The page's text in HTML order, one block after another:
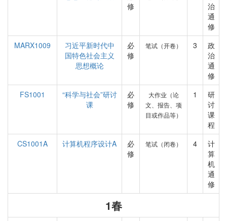
修
治
通
修
MARX1009
习近平新时代中
国特色社会主义
思想概论
必
修
笔试（开卷） 3
政
治
通
修
FS1001
“科学与社会”研讨
课
必
修
大作业（论
文、报告、项
目或作品等）
1
研
讨
课
程
CS1001A
计算机程序设计A
必
修
笔试（闭卷） 4
计
算
机
通
修
1春